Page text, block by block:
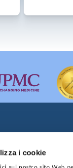
i cookie
imprese di Palermo